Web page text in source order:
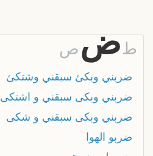
صضط
ضربني وبكئ سبقني وشتكئ
ضربني وبكى سبقني و اشتكى
ضربني وبكى سبقني و شكى
ضربو الهوا